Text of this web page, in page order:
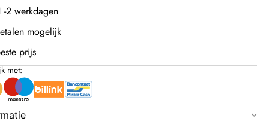
-2 werkdagen
mogelijk
prijs
met: